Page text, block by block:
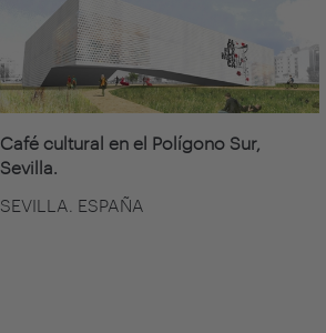
Café cultural en el Polígono Sur,
Sevilla.
SEVILLA. ESPAÑA